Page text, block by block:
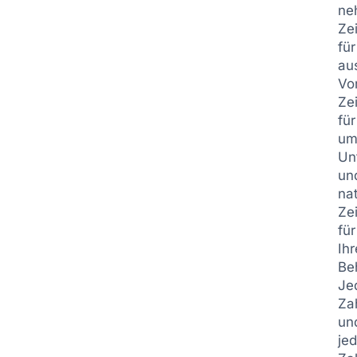
für
für
für